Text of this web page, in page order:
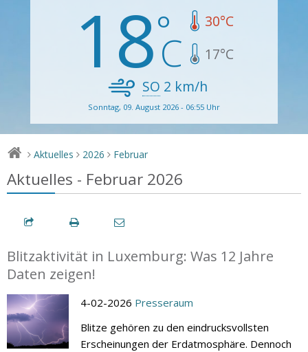
18 30°C
17°C
SO 2 km/h
Sonntag, 09. August 2026 - 06:55 Uhr
> Aktuelles > 2026 > Februar
Aktuelles - Februar 2026
Blitzaktivität in Luxemburg: Was 12 Jahre
Daten zeigen!
4-02-2026 Presseraum
Blitze gehören zu den eindrucksvollsten
Erscheinungen der Erdatmosphäre. Dennoch